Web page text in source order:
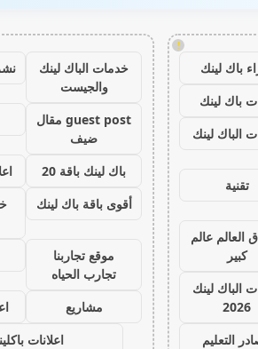
!
باك لينك
باك لينك
الباك لينك
تقنية
العالم عالم
كبير
الباك لينك
2026
التعليم
خدمات الباك لينك
والجيست
guest post مقال
ضيف
باك لينك باقة 20
أقوى باقة باك لينك
موقع تجاربنا
تجارب الحياه
مشاريع
اعلانات